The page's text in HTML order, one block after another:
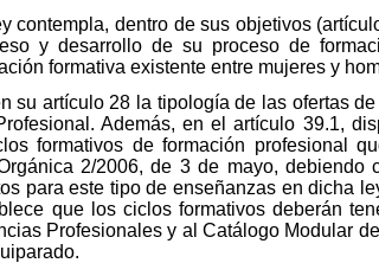
contempla, dentro de sus objetivos
y desarrollo de su proceso de
formativa existente entre mujeres y
su artículo 28 la tipología de las ofertas
Además, en el artículo 39.1,
formativos de formación profesional
2/2006, de 3 de mayo,
para este tipo de enseñanzas en dicha
que los ciclos formativos deberán
Profesionales y al Catálogo Modular